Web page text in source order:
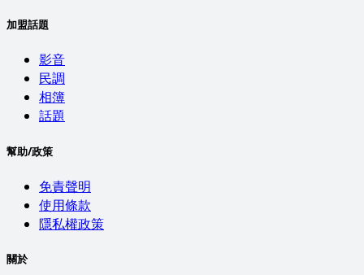
加盟話題
影音
民調
相簿
話題
幫助/政策
免責聲明
使用條款
隱私權政策
關於